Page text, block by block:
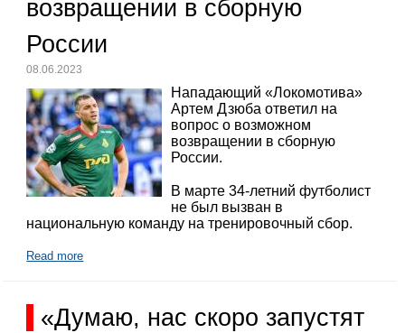
возвращении в сборную
России
08.06.2023
Нападающий «Локомотива»
Артем Дзюба ответил на
вопрос о возможном
возвращении в сборную
России.
В марте 34-летний футболист
не был вызван в
национальную команду на тренировочный сбор.
Read more
«Думаю, нас скоро запустят